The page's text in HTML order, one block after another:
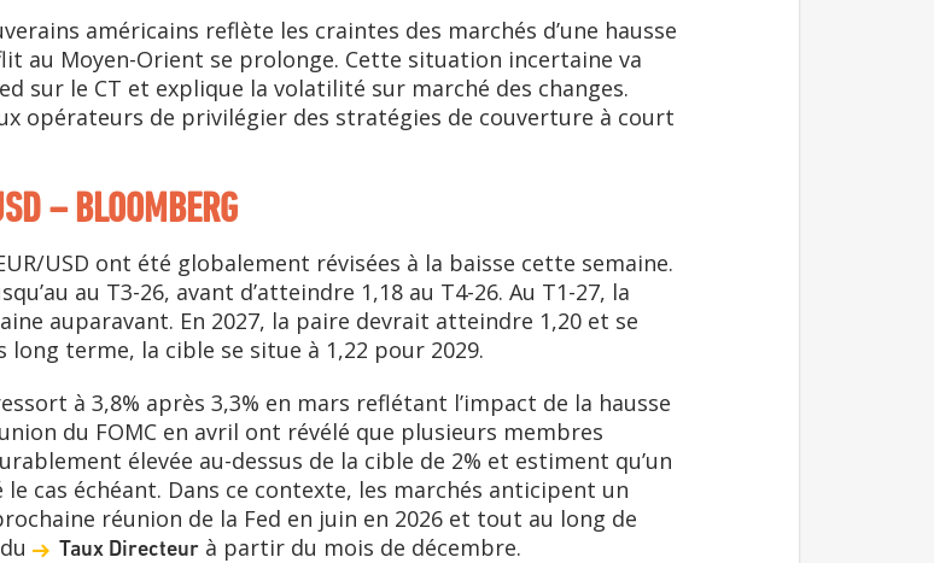
américains reflète les craintes des marchés d’une hausse
au Moyen-Orient se prolonge. Cette situation incertaine va
sur le CT et explique la volatilité sur marché des changes.
opérateurs de privilégier des stratégies de couverture à court
– BLOOMBERG
USD ont été globalement révisées à la baisse cette semaine.
au T3-26, avant d’atteindre 1,18 au T4-26. Au T1-27, la
auparavant. En 2027, la paire devrait atteindre 1,20 et se
long terme, la cible se situe à 1,22 pour 2029.
à 3,8% après 3,3% en mars reflétant l’impact de la hausse
du FOMC en avril ont révélé que plusieurs membres
élevée au-dessus de la cible de 2% et estiment qu’un
cas échéant. Dans ce contexte, les marchés anticipent un
réunion de la Fed en juin en 2026 et tout au long de
Taux Directeur à partir du mois de décembre.